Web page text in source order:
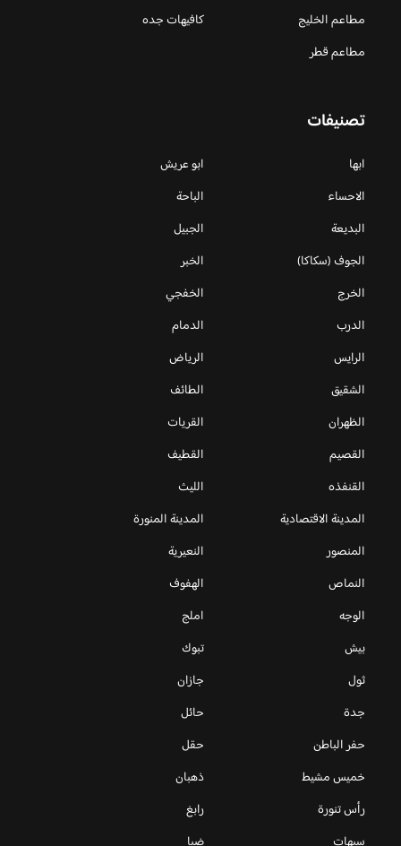
مطاعم الخليج
كافيهات جده
مطاعم قطر
تصنيفات
ابها
ابو عريش
الاحساء
الباحة
البديعة
الجبيل
الجوف (سكاكا)
الخبر
الخرج
الخفجي
الدرب
الدمام
الرايس
الرياض
الشقيق
الطائف
الظهران
القريات
القصيم
القطيف
القنفذه
الليث
المدينة الاقتصادية
المدينة المنورة
المنصور
النعيرية
النماص
الهفوف
الوجه
املج
بيش
تبوك
ثول
جازان
جدة
حائل
حفر الباطن
حقل
خميس مشيط
ذهبان
رأس تنورة
رابغ